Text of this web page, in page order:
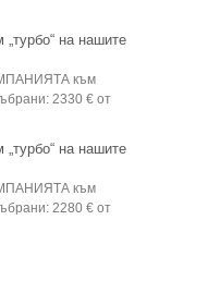
на нашите
към
2330 € от
на нашите
към
2280 € от